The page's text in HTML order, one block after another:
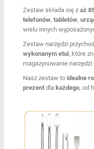
Zestaw składa się z aż
telefonów, tabletów,
wielu innych
Zestaw narzędzi
wykonanym etui, które
magazynowanie narzędzi
Nasz zestaw to idealne
prezentdla każdego, od